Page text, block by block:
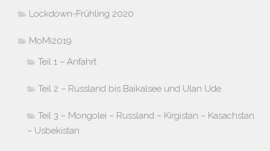
Lockdown-Frühling 2020
MoMi2019
Teil 1 – Anfahrt
Teil 2 – Russland bis Baikalsee und Ulan Ude
Teil 3 – Mongolei – Russland – Kirgistan – Kasachstan
– Usbekistan